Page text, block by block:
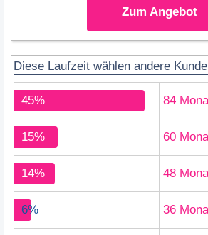
Zum Angebot
Diese Laufzeit wählen andere
45% 84
15% 60
14% 48
6% 36